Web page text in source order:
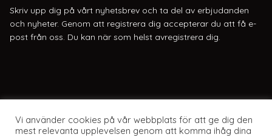
Skriv upp dig på vårt nyhetsbrev och ta del av erbjudanden
och nyheter. Genom att registrera dig accepterar du att få e-
post från oss. Du kan när som helst avregistrera dig.
Vi använder cookies på vår webbplats för att ge dig den
mest relevanta upplevelsen genom att komma ihåg dina